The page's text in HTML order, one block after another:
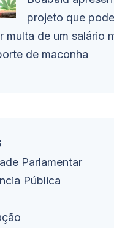
projeto que
multa de um salário
de maconha
Parlamentar
Pública